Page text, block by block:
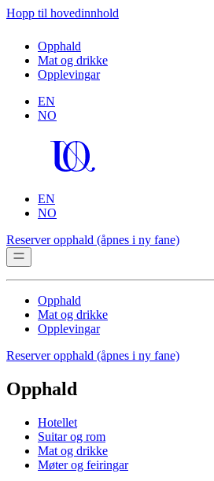
Hopp til hovedinnhold
Opphald
Mat og drikke
Opplevingar
EN
NO
EN
NO
Reserver opphald (åpnes i ny fane)
Opphald
Mat og drikke
Opplevingar
Reserver opphald (åpnes i ny fane)
Opphald
Hotellet
Suitar og rom
Mat og drikke
Møter og feiringar